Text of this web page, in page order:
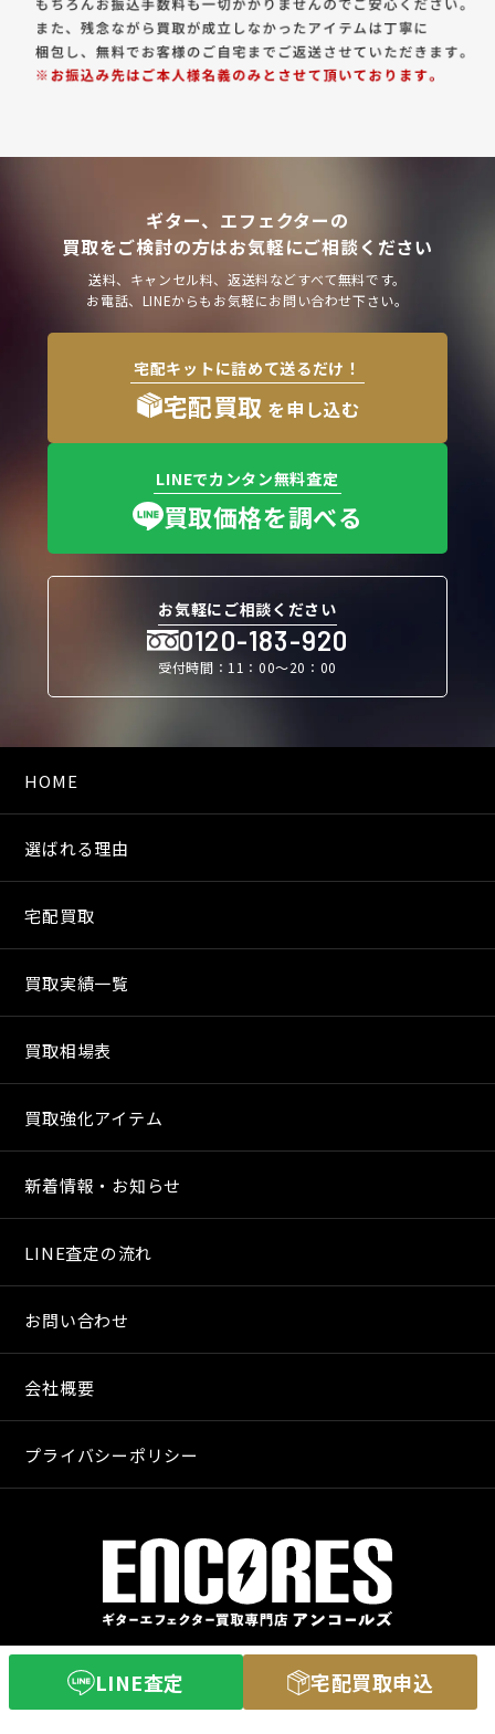
ギター、エフェクターの
買取をご検討の方はお気軽にご相談ください
送料、キャンセル料、返送料などすべて無料です。
お電話、LINEからもお気軽にお問い合わせ下さい。
宅配キットに詰めて送るだけ！
宅配買取 を申し込む
LINEでカンタン無料査定
買取価格を調べる
お気軽にご相談ください
0120-183-920
受付時間：11：00〜20：00
LINE査定 宅配買取申込
HOME
選ばれる理由
宅配買取
買取実績一覧
買取相場表
買取強化アイテム
新着情報・お知らせ
LINE査定の流れ
お問い合わせ
会社概要
プライバシーポリシー
〒640-8255
和歌山市和歌山市舟津町３丁目３
営業時間 11：00〜20：00